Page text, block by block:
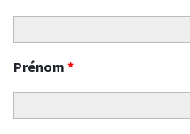
Prénom *